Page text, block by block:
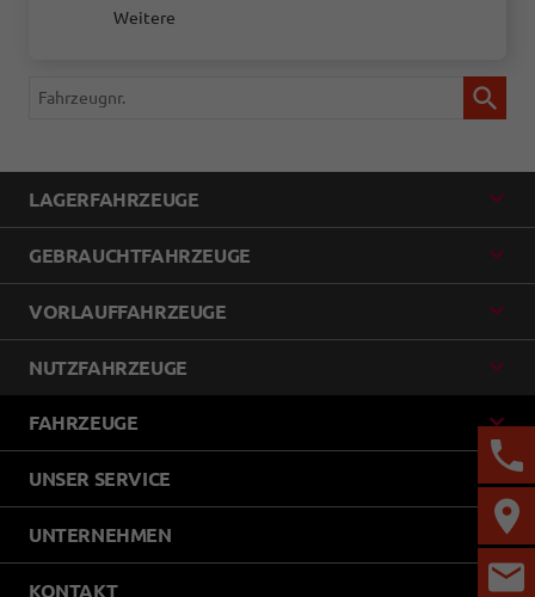
Weitere
Fahrzeugnr.
LAGERFAHRZEUGE
GEBRAUCHTFAHRZEUGE
VORLAUFFAHRZEUGE
NUTZFAHRZEUGE
FAHRZEUGE
UNSER SERVICE
UNTERNEHMEN
KONTAKT